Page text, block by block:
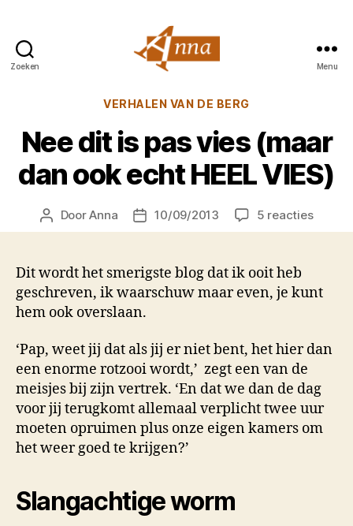
Zoeken
van
Menu
Categorieën
VERHALEN VAN DE BERG
Nee dit is pas vies (maar
dan ook echt HEEL VIES)
Berichtauteur
DoorAnna Berichtdatum
10/09/2013 5 reactiesop
Nee
vies
ook
HEEL
VIES)
Dit wordt het smerigste blog dat ik ooit heb
geschreven, ik waarschuw maar even, je kunt
hem ook overslaan.
‘Pap, weet jij dat als jij er niet bent, het hier dan
een enorme rotzooi wordt,’ zegt een van de
meisjes bij zijn vertrek. ‘En dat we dan de dag
voor jij terugkomt allemaal verplicht twee uur
moeten opruimen plus onze eigen kamers om
het weer goed te krijgen?’
Slangachtige worm